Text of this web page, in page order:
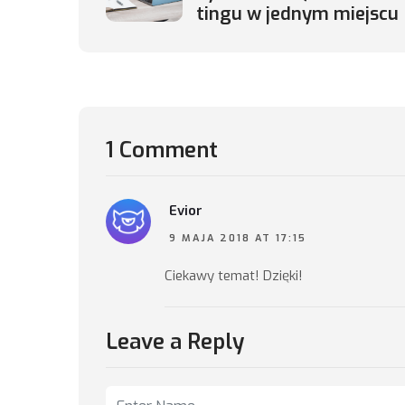
tingu w jednym miejscu
1 Comment
Evior
9 MAJA 2018 AT 17:15
Ciekawy temat! Dzięki!
Leave a Reply